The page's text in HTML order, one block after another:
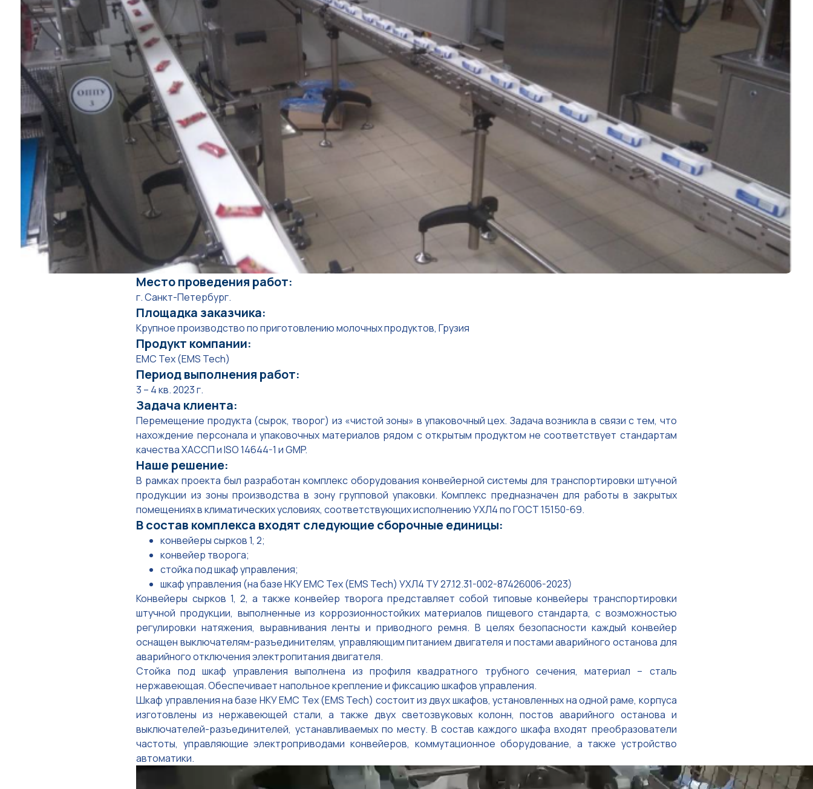
Место проведения работ:
г. Санкт-Петербург.
Площадка заказчика:
Крупное производство по приготовлению молочных продуктов, Грузия
Продукт компании:
ЕМС Тех (EMS Tech)
Период выполнения работ:
3 – 4 кв. 2023 г.
Задача клиента:
Перемещение продукта (сырок, творог) из «чистой зоны» в упаковочный цех. Задача возникла в связи с тем, что
нахождение персонала и упаковочных материалов рядом с открытым продуктом не соответствует стандартам
качества ХАССП и ISO 14644-1 и GMP.
Наше решение:
В рамках проекта был разработан комплекс оборудования конвейерной системы для транспортировки штучной
продукции из зоны производства в зону групповой упаковки. Комплекс предназначен для работы в закрытых
помещениях в климатических условиях, соответствующих исполнению УХЛ4 по ГОСТ 15150-69.
В состав комплекса входят следующие сборочные единицы:
конвейеры сырков 1, 2;
конвейер творога;
стойка под шкаф управления;
шкаф управления (на базе НКУ ЕМС Тех (EMS Tech) УХЛ4 ТУ 27.12.31-002-87426006-2023)
Конвейеры сырков 1, 2, а также конвейер творога представляет собой типовые конвейеры транспортировки
штучной продукции, выполненные из коррозионностойких материалов пищевого стандарта, с возможностью
регулировки натяжения, выравнивания ленты и приводного ремня. В целях безопасности каждый конвейер
оснащен выключателям-разъединителям, управляющим питанием двигателя и постами аварийного останова для
аварийного отключения электропитания двигателя.
Стойка под шкаф управления выполнена из профиля квадратного трубного сечения, материал – сталь
нержавеющая. Обеспечивает напольное крепление и фиксацию шкафов управления.
Шкаф управления на базе НКУ ЕМС Тех (EMS Tech) состоит из двух шкафов, установленных на одной раме, корпуса
изготовлены из нержавеющей стали, а также двух светозвуковых колонн, постов аварийного останова и
выключателей-разъединителей, устанавливаемых по месту. В состав каждого шкафа входят преобразователи
частоты, управляющие электроприводами конвейеров, коммутационное оборудование, а также устройство
автоматики.